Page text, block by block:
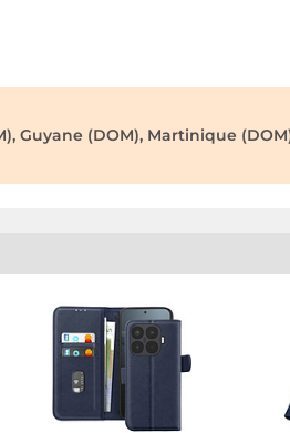
Guyane (DOM), Martinique